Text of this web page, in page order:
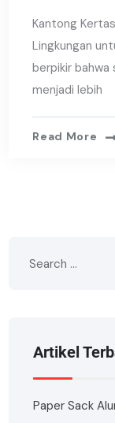
Kantong
Lingkungan
berpikir bahwa
menjadi lebih
Read More
Artikel
Paper Sack